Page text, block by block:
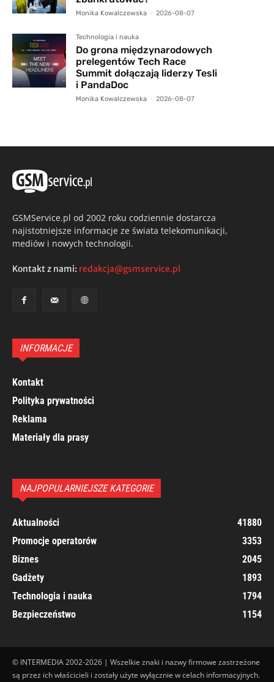
Monika Kowalczewska - 2026-08-07
Technologia i nauka
Do grona międzynarodowych
prelegentów Tech Race
Summit dołączają liderzy Tesli
i PandaDoc
Monika Kowalczewska - 2026-08-07
GSMService.pl od 2002 roku codziennie dostarcza
najistotniejsze informacje ze świata telekomunikacji,
mediów i nowych technologii.
Kontakt z nami: redakcja@gsmservice.pl
INFORMACJE
Kontakt
Polityka prywatności
Reklama
Materiały dla prasy
NAJPOPULARNIEJSZE KATEGORIE
Aktualności
41880
Promocje operatorów
3353
Biznes
2045
Gadżety
1893
Technologia i nauka
1794
Bezpieczeństwo
1154
© INTERMEDIA 2002-2026 | Wszelkie znaki i nazwy firmowe zastrzeżone
są przez ich właścicieli i zostały użyte wyłącznie w celach informacyjnych.